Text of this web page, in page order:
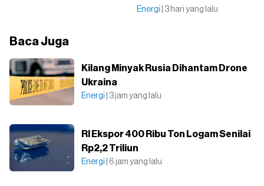
Energi | 3 hari yang lalu
Baca Juga
Kilang Minyak Rusia Dihantam Drone
Ukraina
Energi | 3 jam yang lalu
RI Ekspor 400 Ribu Ton Logam Senilai
Rp2,2 Triliun
Energi | 6 jam yang lalu